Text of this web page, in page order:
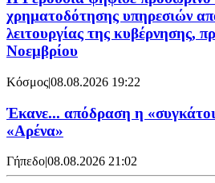
χρηματοδότησης υπηρεσιών
λειτουργίας της κυβέρνησης,
Νοεμβρίου
Κόσμος|08.08.2026 19:22
Έκανε... απόδραση η
«Αρένα»
Γήπεδο|08.08.2026 21:02